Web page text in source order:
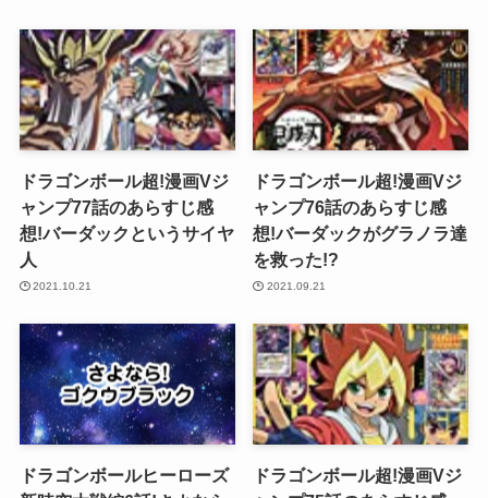
ドラゴンボール超!漫画Vジ
ャンプ77話のあらすじ感
想!バーダックというサイヤ
人
2021.10.21
ドラゴンボール超!漫画Vジ
ャンプ76話のあらすじ感
想!バーダックがグラノラ達
を救った!?
2021.09.21
ドラゴンボールヒーローズ
ドラゴンボール超!漫画Vジ